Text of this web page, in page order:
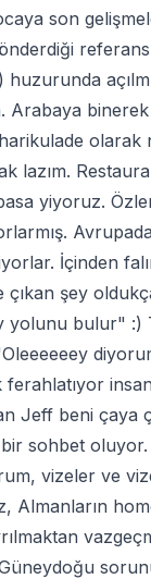
son
lazım.
yiyoruz.
İçinden
şey
bulur" :)
Jeff beni çaya
sohbet
vizeler ve
Almanların